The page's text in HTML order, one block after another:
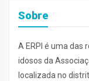
Sobre
A ERPI é uma das
idosos da
localizada no